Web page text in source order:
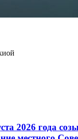
2026 года